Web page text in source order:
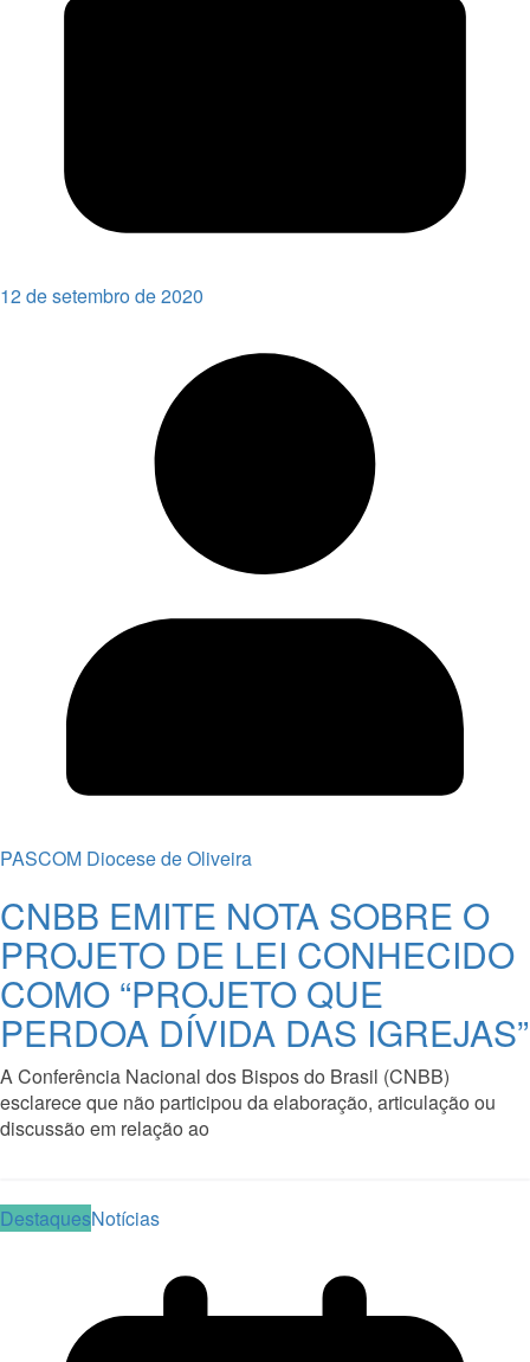
12 de setembro de 2020
PASCOM Diocese de Oliveira
CNBB EMITE NOTA SOBRE O
PROJETO DE LEI CONHECIDO
COMO “PROJETO QUE
PERDOA DÍVIDA DAS IGREJAS”
A Conferência Nacional dos Bispos do Brasil (CNBB)
esclarece que não participou da elaboração, articulação ou
discussão em relação ao
DestaquesNotícias